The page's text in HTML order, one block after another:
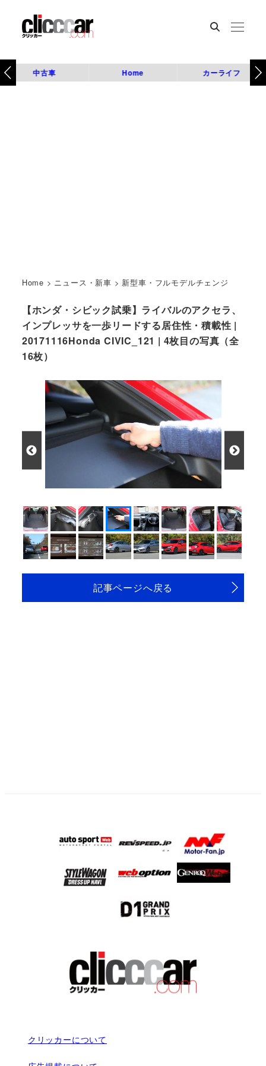
中古車 Home カーライフ
Home > ニュース・新車 > 新型車・フルモデルチェンジ
【ホンダ・シビック試乗】ライバルのアクセラ、
インプレッサを一歩リードする居住性・積載性 |
20171116Honda CIVIC_121 | 4枚目の写真（全
16枚）
記事ページへ戻る
クリッカーについて